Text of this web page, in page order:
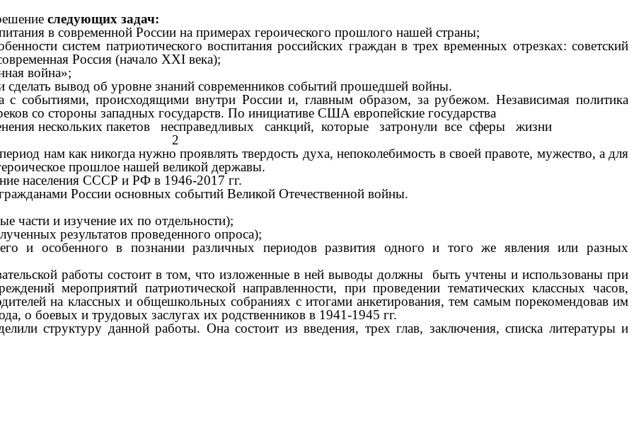
следующих задач:
в современной России на примерах героического прошлого нашей страны;
систем патриотического воспитания российских граждан в трех временных отрезках: советский
Россия (начало ХХI века);
война»;
вывод об уровне знаний современников событий прошедшей войны.
с событиями, происходящими внутри России и, главным образом, за рубежом. Независимая политика
со стороны западных государств. По инициативе США европейские государства
нескольких пакетов несправедливых санкций, которые затронули все сферы жизни
2
нам как никогда нужно проявлять твердость духа, непоколебимость в своей правоте, мужество, а для
прошлое нашей великой державы.
населения СССР и РФ в 1946-2017 гг.
России основных событий Великой Отечественной войны.
части и изучение их по отдельности);
результатов проведенного опроса);
и особенного в познании различных периодов развития одного и того же явления или разных
работы состоит в том, что изложенные в ней выводы должны быть учтены и использованы при
мероприятий патриотической направленности, при проведении тематических классных часов,
на классных и общешкольных собраниях с итогами анкетирования, тем самым порекомендовав им
о боевых и трудовых заслугах их родственников в 1941-1945 гг.
структуру данной работы. Она состоит из введения, трех глав, заключения, списка литературы и